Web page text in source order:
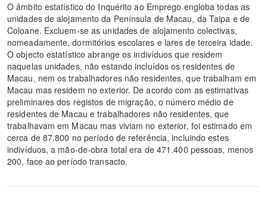
O âmbito estatístico do Inquérito ao Emprego engloba todas as
unidades de alojamento da Península de Macau, da Taipa e de
Coloane. Excluem-se as unidades de alojamento colectivas,
nomeadamente, dormitórios escolares e lares de terceira idade.
O objecto estatístico abrange os indivíduos que residem
naquelas unidades, não estando incluídos os residentes de
Macau, nem os trabalhadores não residentes, que trabalham em
Macau mas residem no exterior. De acordo com as estimativas
preliminares dos registos de migração, o número médio de
residentes de Macau e trabalhadores não residentes, que
trabalhavam em Macau mas viviam no exterior, foi estimado em
cerca de 87.800 no período de referência, incluindo estes
indivíduos, a mão-de-obra total era de 471.400 pessoas, menos
200, face ao período transacto.